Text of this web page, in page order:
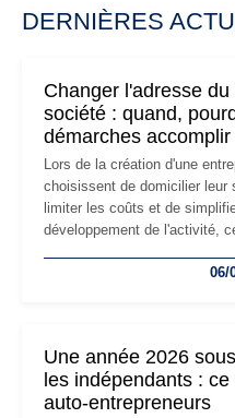
DERNIÈRES
Changer l'adresse
société : quand,
démarches accomplir
Lors de la création d'une
choisissent de domicilier leur
limiter les coûts et de
développement de l'activité,
professionnels, recrutement,
06/
Une année 2026
les indépendants :
auto-entrepreneurs